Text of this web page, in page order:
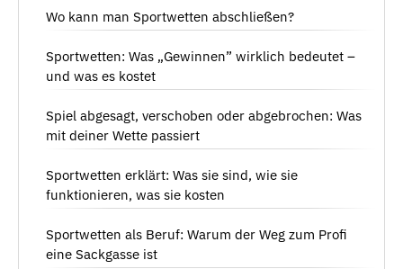
Wo kann man Sportwetten abschließen?
Sportwetten: Was „Gewinnen” wirklich bedeutet –
und was es kostet
Spiel abgesagt, verschoben oder abgebrochen: Was
mit deiner Wette passiert
Sportwetten erklärt: Was sie sind, wie sie
funktionieren, was sie kosten
Sportwetten als Beruf: Warum der Weg zum Profi
eine Sackgasse ist